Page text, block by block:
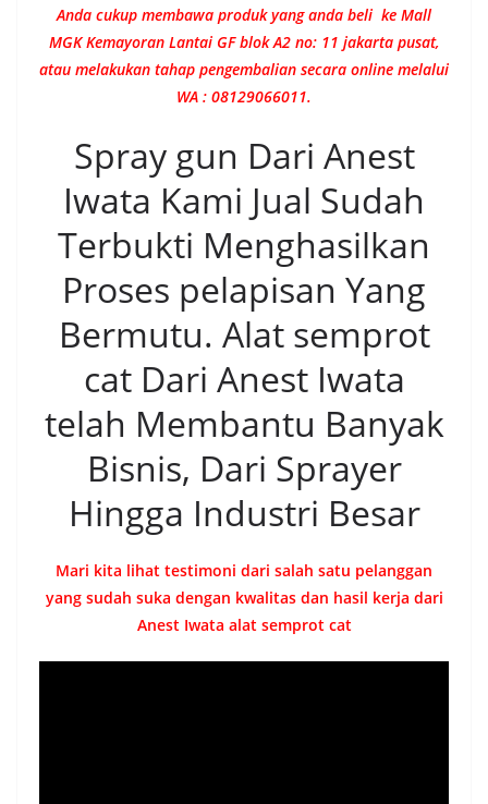
Anda cukup membawa produk yang anda beli ke Mall
MGK Kemayoran Lantai GF blok A2 no: 11 jakarta pusat,
atau melakukan tahap pengembalian secara online melalui
WA : 08129066011.
Spray gun Dari Anest
Iwata Kami Jual Sudah
Terbukti Menghasilkan
Proses pelapisan Yang
Bermutu. Alat semprot
cat Dari Anest Iwata
telah Membantu Banyak
Bisnis, Dari Sprayer
Hingga Industri Besar
Mari kita lihat testimoni dari salah satu pelanggan
yang sudah suka dengan kwalitas dan hasil kerja dari
Anest Iwata alat semprot cat